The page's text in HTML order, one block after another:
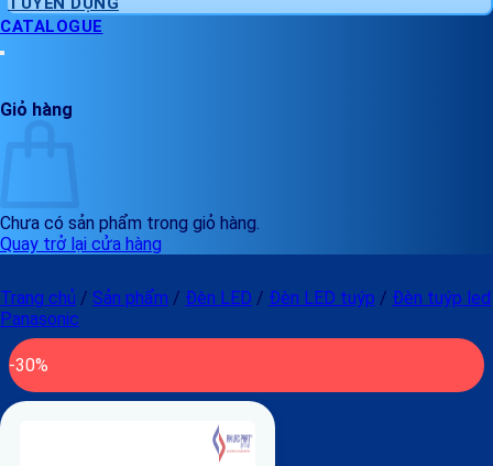
CATALOGUE
Giỏ hàng
Chưa có sản phẩm trong giỏ hàng.
Quay trở lại cửa hàng
Trang chủ / Sản phẩm / Đèn LED / Đèn LED tuýp / Đèn tuýp led
Panasonic
-30%